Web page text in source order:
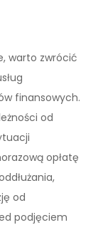
warto zwrócić
finansowych.
od
opłatę
od
podjęciem